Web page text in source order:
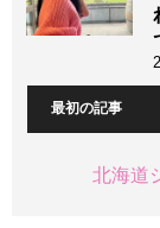
最初の記事
北海道